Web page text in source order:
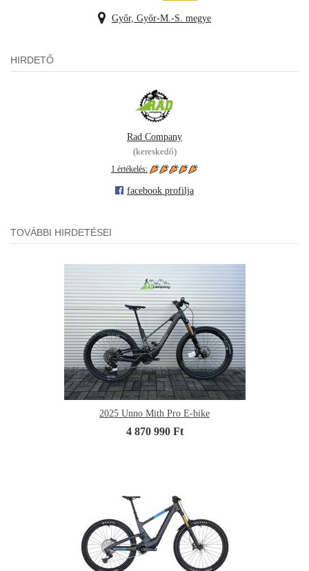
Győr, Győr-M.-S. megye
HIRDETŐ
Rad Company
(kereskedő)
1 értékelés:
facebook profilja
TOVÁBBI HIRDETÉSEI
2025 Unno Mith Pro E-bike
4 870 990 Ft